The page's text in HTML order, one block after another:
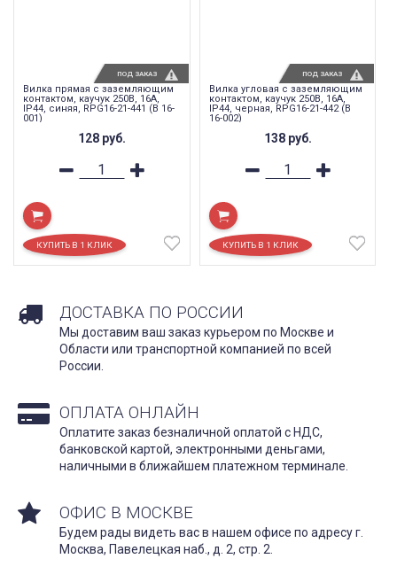
Вилка прямая с заземляющим
контактом, каучук 250В, 16A,
IP44, синяя, RPG16-21-441 (В 16-
001)
128 руб.
ПОД ЗАКАЗ
Вилка угловая с заземляющим
контактом, каучук 250В, 16A,
IP44, черная, RPG16-21-442 (В
16-002)
138 руб.
ПОД ЗАКАЗ
ДОСТАВКА ПО РОССИИ
Мы доставим ваш заказ курьером по Москве и
Области или транспортной компанией по всей
России.
ОПЛАТА ОНЛАЙН
Оплатите заказ безналичной оплатой с НДС,
банковской картой, электронными деньгами,
наличными в ближайшем платежном терминале.
ОФИС В МОСКВЕ
Будем рады видеть вас в нашем офисе по адресу г.
Москва, Павелецкая наб., д. 2, стр. 2.